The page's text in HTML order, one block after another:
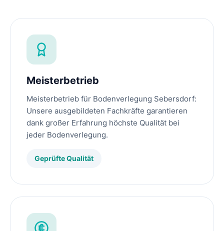
Meisterbetrieb
Meisterbetrieb für Bodenverlegung Sebersdorf:
Unsere ausgebildeten Fachkräfte garantieren
dank großer Erfahrung höchste Qualität bei
jeder Bodenverlegung.
Geprüfte Qualität